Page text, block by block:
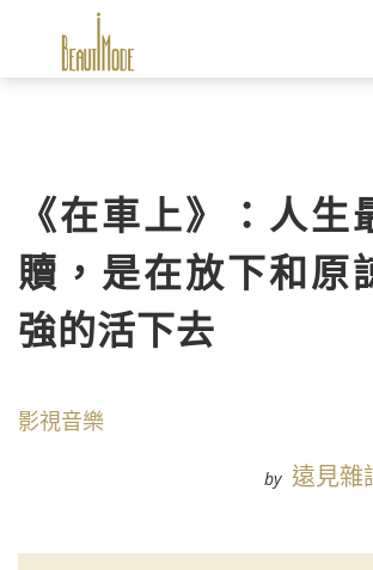
《在車上》：人生
贖，是在放下和原
強的活下去
影視音樂
by 遠見雜